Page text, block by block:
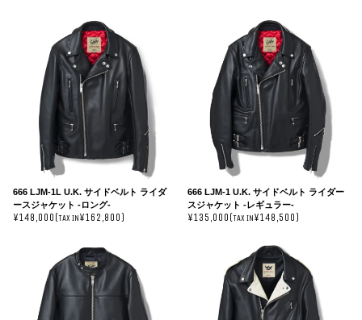
666 LJM-1L U.K. サイドベルト ライダ
ースジャケット -ロング-
¥148,000(TAX IN¥162,800)
666 LJM-1 U.K. サイドベルト ライダー
スジャケット -レギュラー-
¥135,000(TAX IN¥148,500)